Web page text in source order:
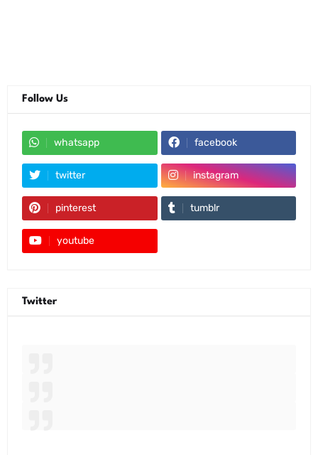
Follow Us
whatsapp facebook
twitter instagram
pinterest tumblr
youtube
Twitter